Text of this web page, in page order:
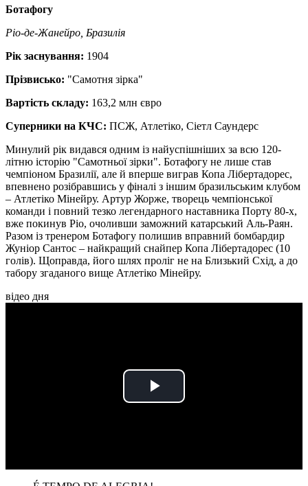
Ботафогу
Ріо-де-Жанейро, Бразилія
Рік заснування: 1904
Прізвисько: "Самотня зірка"
Вартість складу: 163,2 млн євро
Суперники на КЧС: ПСЖ, Атлетіко, Сіетл Саундерс
Минулий рік видався одним із найуспішніших за всю 120-
літню історію "Самотньої зірки". Ботафогу не лише став
чемпіоном Бразилії, але й вперше виграв Копа Лібертадорес,
впевнено розібравшись у фіналі з іншим бразильським клубом
– Атлетіко Мінейру. Артур Жорже, творець чемпіонської
команди і повний тезко легендарного наставника Порту 80-х,
вже покинув Ріо, очоливши заможний катарський Аль-Раян.
Разом із тренером Ботафогу полишив вправний бомбардир
Жуніор Сантос – найкращий снайпер Копа Лібертадорес (10
голів). Щоправда, його шлях проліг не на Близький Схід, а до
табору згаданого вище Атлетіко Мінейру.
відео дня
Play